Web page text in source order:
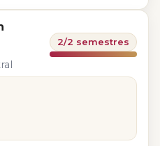
2/2 semestres